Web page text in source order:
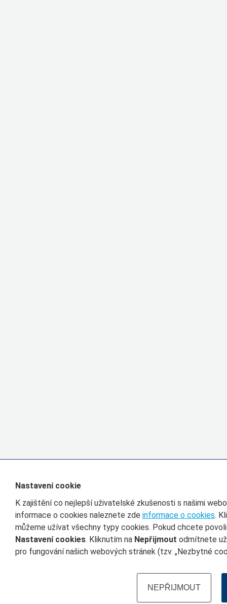
Nastavení cookie
K zajištění co nejlepší uživatelské zkušenosti s našimi
informace o cookies naleznete zde informace o cookies.
můžeme užívat všechny typy cookies. Pokud chcete
Nastavení cookies. Kliknutím na Nepřijmout odmítnete
pro fungování našich webových stránek (tzv. „Nezbytné
NEPŘIJMOUT